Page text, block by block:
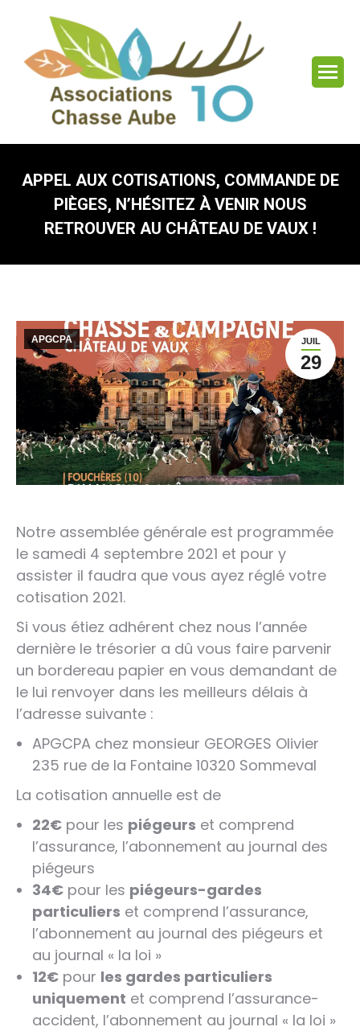
APPEL AUX COTISATIONS, COMMANDE DE
PIÈGES, N’HÉSITEZ À VENIR NOUS
RETROUVER AU CHÂTEAU DE VAUX !
JUIL
29
APGCPA
Notre assemblée générale est programmée
le samedi 4 septembre 2021 et pour y
assister il faudra que vous ayez réglé votre
cotisation 2021.
Si vous étiez adhérent chez nous l’année
dernière le trésorier a dû vous faire parvenir
un bordereau papier en vous demandant de
le lui renvoyer dans les meilleurs délais à
l’adresse suivante :
APGCPA chez monsieur GEORGES Olivier
235 rue de la Fontaine 10320 Sommeval
La cotisation annuelle est de
22€ pour les piégeurs et comprend
l’assurance, l’abonnement au journal des
piégeurs
34€ pour les piégeurs-gardes
particuliers et comprend l’assurance,
l’abonnement au journal des piégeurs et
au journal « la loi »
12€ pour les gardes particuliers
uniquement et comprend l’assurance-
accident, l’abonnement au journal « la loi »